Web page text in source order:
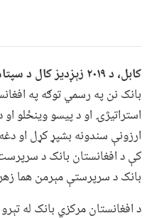
کابل، د ۲۰۱۹ زېږدیز کال د سپتامبر ۴مه –
بانک نن په رسمي توګه په
استراتیژۍ او د پیسو وینځلو
ارزونې سندونه بشپړ کړل او
کې د افغانستان بانک د
بانک د سرپرستې مېرمن هما